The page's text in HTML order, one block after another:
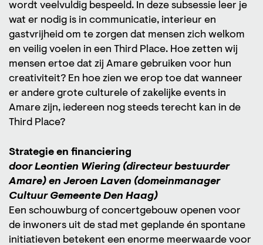
wordt veelvuldig bespeeld. In deze subsessie leer je
wat er nodig is in communicatie, interieur en
gastvrijheid om te zorgen dat mensen zich welkom
en veilig voelen in een Third Place. Hoe zetten wij
mensen ertoe dat zij Amare gebruiken voor hun
creativiteit? En hoe zien we erop toe dat wanneer
er andere grote culturele of zakelijke events in
Amare zijn, iedereen nog steeds terecht kan in de
Third Place?
Strategie en financiering
door Leontien Wiering (directeur bestuurder
Amare) en Jeroen Laven (domeinmanager
Cultuur Gemeente Den Haag)
Een schouwburg of concertgebouw openen voor
de inwoners uit de stad met geplande én spontane
initiatieven betekent een enorme meerwaarde voor